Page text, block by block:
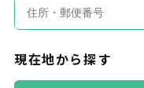
普段のお買い物
現在地から探す